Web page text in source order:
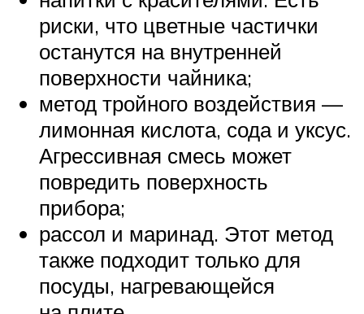
риски, что цветные частички
останутся на внутренней
поверхности чайника;
метод тройного воздействия —
лимонная кислота, сода и уксус.
Агрессивная смесь может
повредить поверхность
прибора;
рассол и маринад. Этот метод
также подходит только для
посуды, нагревающейся